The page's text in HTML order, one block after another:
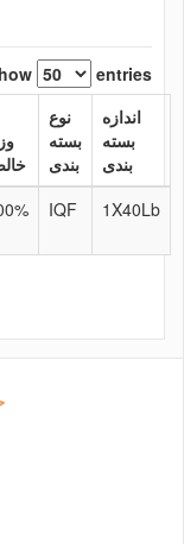
entries
نوع
بسته
بندی
اندازه
بسته
بندی
IQF 1X40Lb